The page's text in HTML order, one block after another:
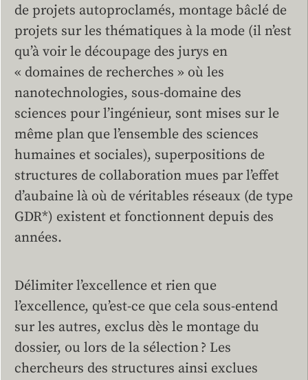
de projets autoproclamés, montage bâclé de
projets sur les thématiques à la mode (il n’est
qu’à voir le découpage des jurys en
« domaines de recherches » où les
nanotechnologies, sous-domaine des
sciences pour l’ingénieur, sont mises sur le
même plan que l’ensemble des sciences
humaines et sociales), superpositions de
structures de collaboration mues par l’effet
d’aubaine là où de véritables réseaux (de type
GDR*) existent et fonctionnent depuis des
années.
Délimiter l’excellence et rien que
l’excellence, qu’est-ce que cela sous-entend
sur les autres, exclus dès le montage du
dossier, ou lors de la sélection ? Les
chercheurs des structures ainsi exclues